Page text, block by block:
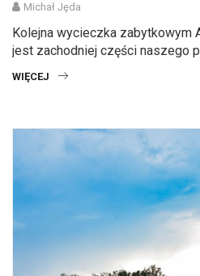
Michał Jęda
Kolejna wycieczka zabytkowym
jest zachodniej części naszego
WIĘCEJ